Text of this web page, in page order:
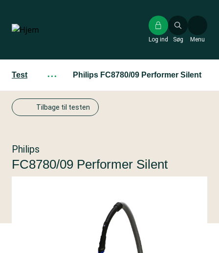
hovedindhold
Søg
Log ind Menu
Test ··· Philips FC8780/09 Performer Silent
Tilbage til testen
Philips
FC8780/09 Performer Silent